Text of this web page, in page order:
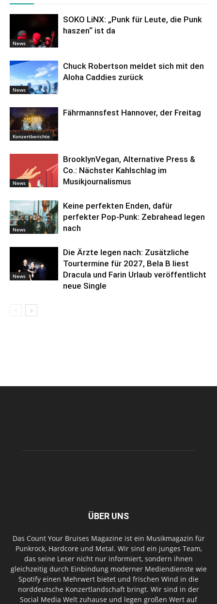
News
SOKO LiNX: „Punk für Leute, die Punk
haszen“ ist da
News
Chuck Robertson meldet sich mit den
Aloha Caddies zurück
Konzertberichte
Fährmannsfest Hannover, der Freitag
News
BrooklynVegan, Alternative Press &
Co.: Nächster Kahlschlag im
Musikjournalismus
News
Keine perfekten Enden, dafür
perfekter Pop-Punk: Zebrahead legen
nach
News
Die Ärzte legen nach: Zusätzliche
Tourtermine für 2027, Bela B liest
Dracula und Farin Urlaub veröffentlicht
neue Single
ÜBER UNS
Das Count Your Bruises Magazine ist ein Musikmagazin für
Punkrock, Hardcore und Metal. Wir sind ein junges Team,
das seine Leser nicht nur informiert, sondern ihnen
gleichzeitig durch Einbindung moderner Mediendienste wie
Spotify einen Mehrwert bietet und frischen Wind in die
norddeutsche Konzertlandschaft bringt. Wir sind in der
Social Media Welt zuhause und legen großen Wert auf